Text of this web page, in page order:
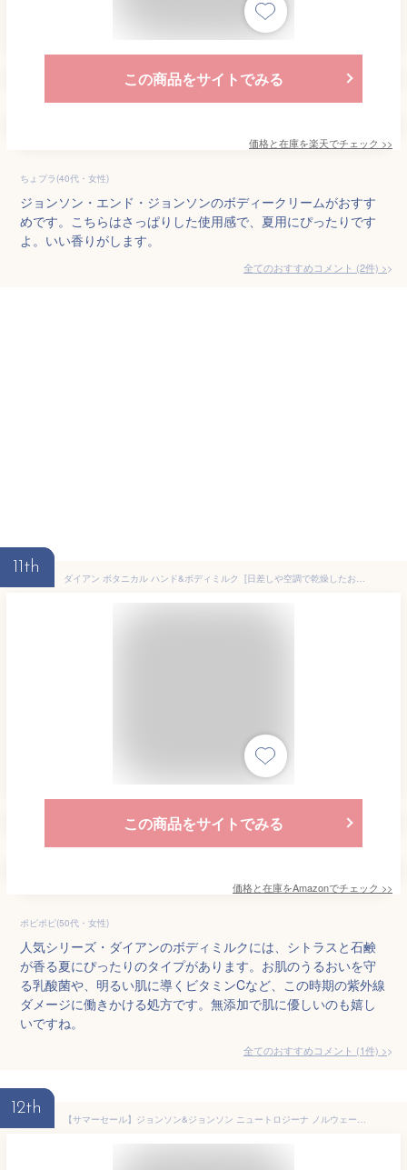
この商品をサイトでみる
価格と在庫を楽天でチェック >>
ちょプラ(40代・女性)
ジョンソン・エンド・ジョンソンのボディークリームがおすす
めです。こちらはさっぱりした使用感で、夏用にぴったりです
よ。いい香りがします。
全てのおすすめコメント (2件) >
11th
ダイアン ボタニカル ハンド&ボディミルク [日差しや空調で乾燥したお肌に] 【潤いを守る】 シトラスサボンの香り プロテクト 500ml
この商品をサイトでみる
価格と在庫をAmazonでチェック >>
ポピポピ(50代・女性)
人気シリーズ・ダイアンのボディミルクには、シトラスと石鹸
が香る夏にぴったりのタイプがあります。お肌のうるおいを守
る乳酸菌や、明るい肌に導くビタミンCなど、この時期の紫外線
ダメージに働きかける処方です。無添加で肌に優しいのも嬉し
いですね。
全てのおすすめコメント (1件) >
12th
【サマーセール】ジョンソン&ジョンソン ニュートロジーナ ノルウェーフォーミュラ ディープモイスチャー ボディミルク 250g